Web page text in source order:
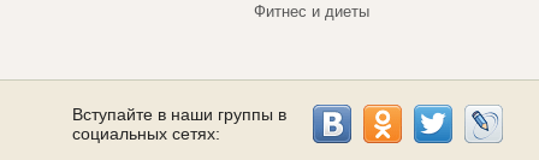
Фитнес и диеты
Вступайте в наши группы в
социальных сетях: